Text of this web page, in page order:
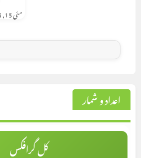
مئی 15, 2025
اعداد و شمار
کل گرافکس